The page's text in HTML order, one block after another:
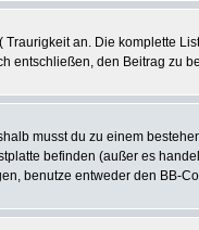
an. Die komplette
entschließen, den Beitrag zu
musst du zu einem
befinden (außer es
benutze entweder den BB-